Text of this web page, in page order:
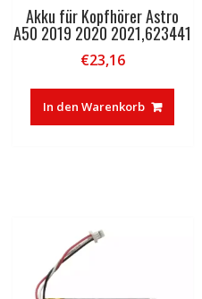
Akku für Kopfhörer Astro
A50 2019 2020 2021,623441
€23,16
In den Warenkorb